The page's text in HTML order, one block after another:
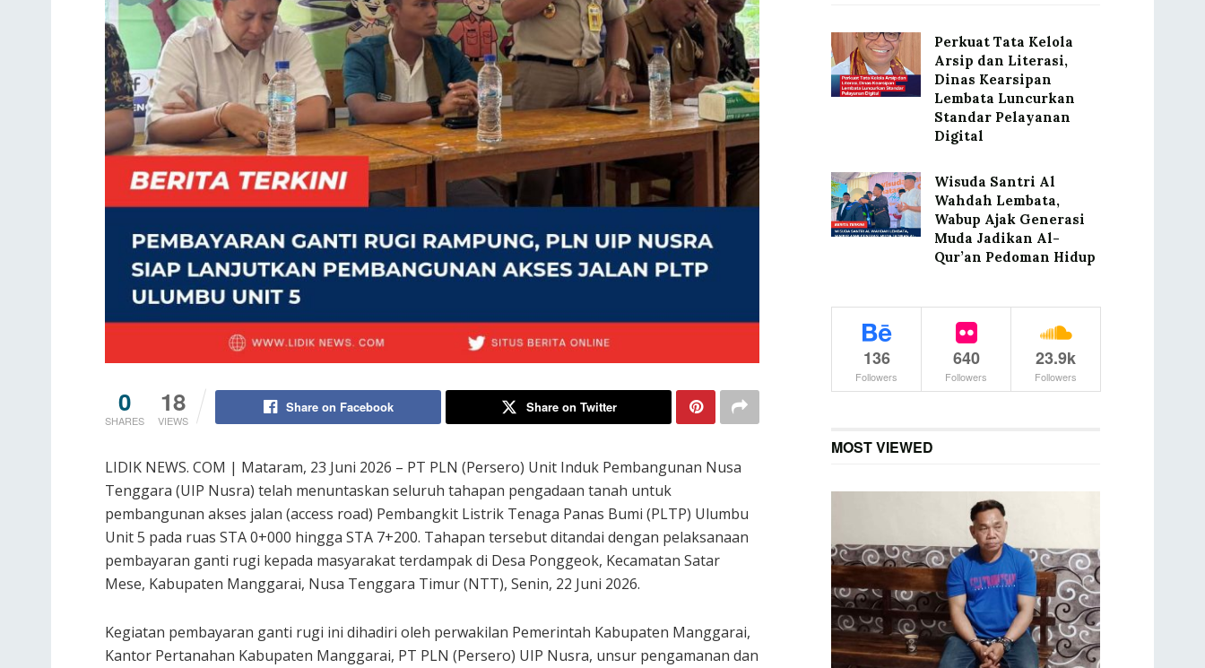
0
SHARES
18
VIEWS
Share on Facebook Share on Twitter
LIDIK NEWS. COM | Mataram, 23 Juni 2026 – PT PLN (Persero) Unit Induk Pembangunan Nusa
Tenggara (UIP Nusra) telah menuntaskan seluruh tahapan pengadaan tanah untuk
pembangunan akses jalan (access road) Pembangkit Listrik Tenaga Panas Bumi (PLTP) Ulumbu
Unit 5 pada ruas STA 0+000 hingga STA 7+200. Tahapan tersebut ditandai dengan pelaksanaan
pembayaran ganti rugi kepada masyarakat terdampak di Desa Ponggeok, Kecamatan Satar
Mese, Kabupaten Manggarai, Nusa Tenggara Timur (NTT), Senin, 22 Juni 2026.
Kegiatan pembayaran ganti rugi ini dihadiri oleh perwakilan Pemerintah Kabupaten Manggarai,
Kantor Pertanahan Kabupaten Manggarai, PT PLN (Persero) UIP Nusra, unsur pengamanan dan
Perkuat Tata Kelola
Arsip dan Literasi,
Dinas Kearsipan
Lembata Luncurkan
Standar Pelayanan
Digital
Wisuda Santri Al
Wahdah Lembata,
Wabup Ajak Generasi
Muda Jadikan Al-
Qur’an Pedoman Hidup
136
Followers
640
Followers
23.9k
Followers
MOST VIEWED